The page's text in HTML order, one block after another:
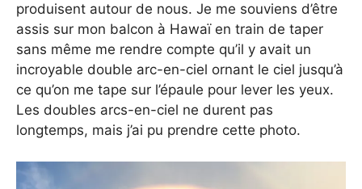
produisent autour de nous. Je me souviens d’être
assis sur mon balcon à Hawaï en train de taper
sans même me rendre compte qu’il y avait un
incroyable double arc-en-ciel ornant le ciel jusqu’à
ce qu’on me tape sur l’épaule pour lever les yeux.
Les doubles arcs-en-ciel ne durent pas
longtemps, mais j’ai pu prendre cette photo.